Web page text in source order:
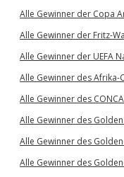
Alle Gewinner der Copa
Alle Gewinner der Fritz-
Alle Gewinner der UEFA
Alle Gewinner des Afrika-
Alle Gewinner des
Alle Gewinner des
Alle Gewinner des
Alle Gewinner des